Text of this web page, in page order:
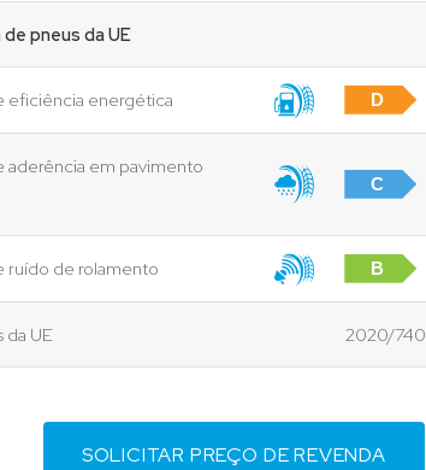
pneus da UE
eficiência energética D
aderência em pavimento
C
ruído de rolamento B
da UE 2020/740
SOLICITAR PREÇO DE REVENDA